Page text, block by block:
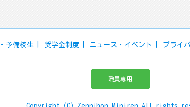
予備校生 奨学金制度 ニュース・イベント プライ
職員専用
Copyright（C）Zennihon Miniren.All rights